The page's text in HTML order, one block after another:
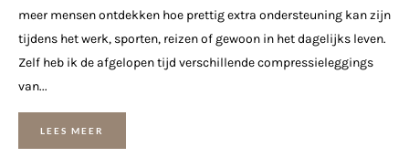
meer mensen ontdekken hoe prettig extra ondersteuning kan zijn
tijdens het werk, sporten, reizen of gewoon in het dagelijks leven.
Zelf heb ik de afgelopen tijd verschillende compressieleggings
van...
LEES MEER